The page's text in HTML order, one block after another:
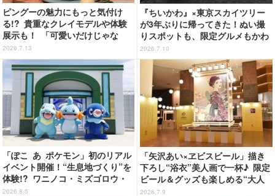
ピングーの魅力にもっと気付け
る!? 貴重なクレイモデルや体験
展示も！ 「可愛いだけじゃな
い！？ピングー展」開催【レポ】
2026.7.13
『ちいかわ』×東京スカイツリー
が3年ぶりに帰ってきた！ぬい撮
りスポットも、限定グルメもかわ
いすぎる…！【レポ】
2026.7.10
「ぽこ あ ポケモン」初のリアル
イベント開催！“生息地づくり”を
体験!? ワニノコ・ミズゴロウ・
アシマリもワクワク☆ 「ブクブ
2026.8.5
「矢沢あい×ヱビスビール」描き
下ろし“浴衣”美人画で一杯♪ 限定
ビール＆グッズも楽しめる“大人
の夏祭り”をレポ
2026.7.9